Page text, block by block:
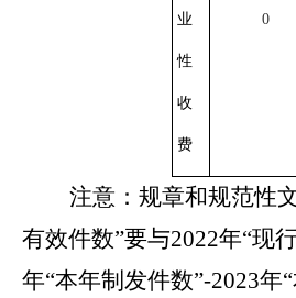
业
性
收
费
0
注意： 规章和规范性
有效件数”要与2022年“现
年“本年制发件数”-2023年